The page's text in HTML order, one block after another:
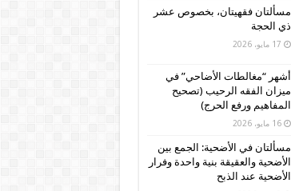
مسألتان فقهيتان، بخصوص عشر
ذي الحجة
17 مايو، 2026
أشهر “مغالطات الأضاحي” في
ميزان الفقه الرحيب (تصحيح
المفاهيم ورفع الحرج)
16 مايو، 2026
مسألتان في الأضحية: الجمع بين
الأضحية والعقيقة بنية واحدة وفرار
الأضحية عند الذبح